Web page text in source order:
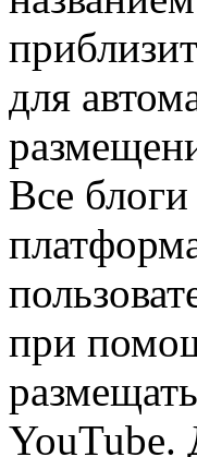
для
Все
при
YouTube.